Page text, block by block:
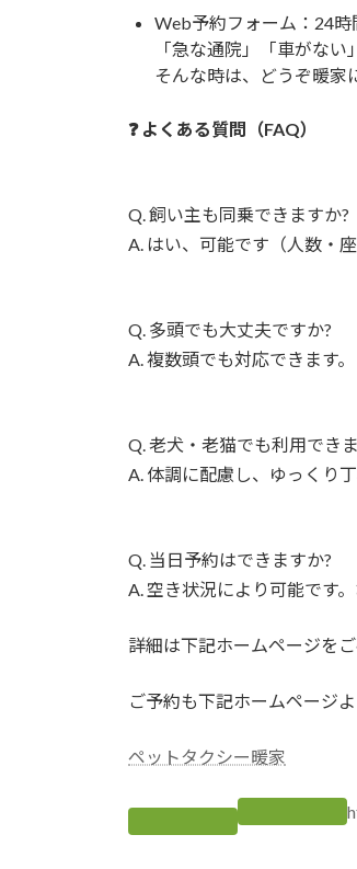
Web予約フォーム：24
「急な通院」「車がない
そんな時は、どうぞ暖家
❓ よくある質問（FAQ）
Q. 飼い主も同乗できますか?
A. はい、可能です（人数・
Q. 多頭でも大丈夫ですか?
A. 複数頭でも対応できます。
Q. 老犬・老猫でも利用でき
A. 体調に配慮し、ゆっくり丁
Q. 当日予約はできますか?
A. 空き状況により可能です
詳細は下記ホームページをご
ご予約も下記ホームページ
ペットタクシー暖家